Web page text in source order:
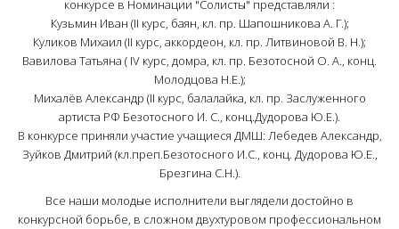
конкурсе в Номинации "Солисты" представляли :
Кузьмин Иван (II курс, баян, кл. пр. Шапошникова А. Г.);
Куликов Михаил (II курс, аккордеон, кл. пр. Литвиновой В. Н.);
Вавилова Татьяна ( IV курс, домра, кл. пр. Безотосной О. А., конц.
Молодцова Н.Е.);
Михалёв Александр (II курс, балалайка, кл. пр. Заслуженного
артиста РФ Безотосного И. С., конц.Дудорова Ю.Е.).
В конкурсе приняли участие учащиеся ДМШ: Лебедев Александр,
Зуйков Дмитрий (кл.преп.Безотосного И.С., конц. Дудорова Ю.Е.,
Брезгина С.Н.).
Все наши молодые исполнители выглядели достойно в
конкурсной борьбе, в сложном двухтуровом профессиональном